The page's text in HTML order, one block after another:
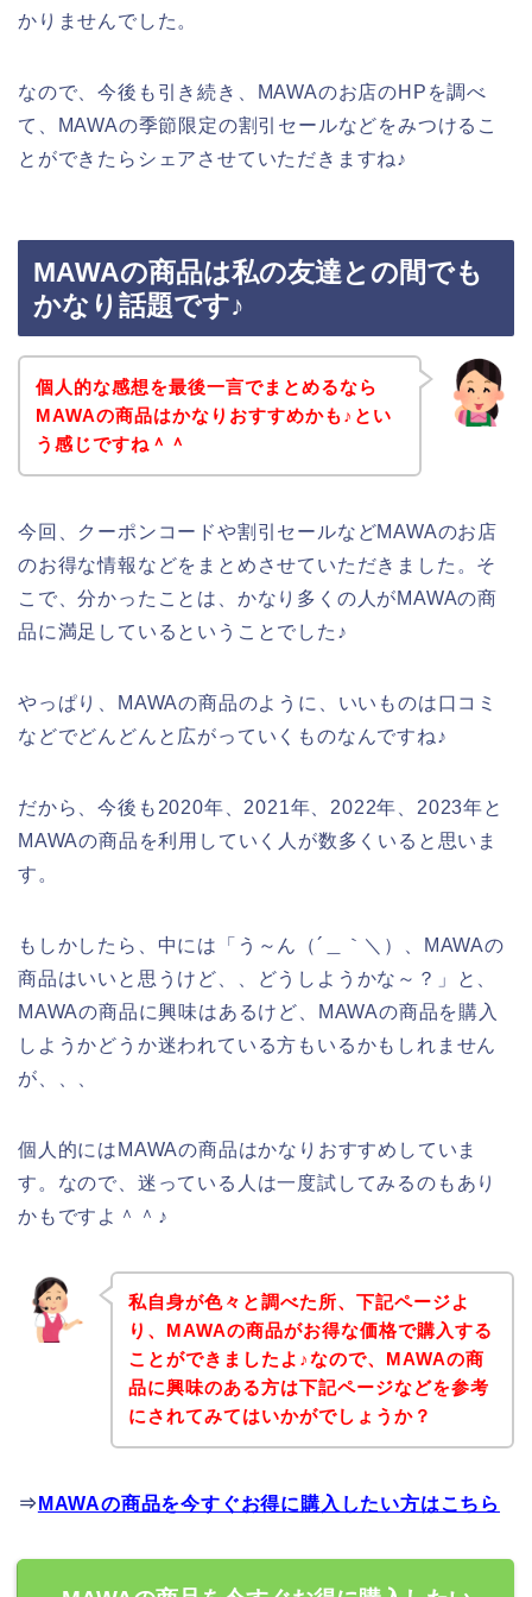
かりませんでした。
なので、今後も引き続き、MAWAのお店のHPを調べ
て、MAWAの季節限定の割引セールなどをみつけるこ
とができたらシェアさせていただきますね♪
MAWAの商品は私の友達との間でも
かなり話題です♪
個人的な感想を最後一言でまとめるなら
MAWAの商品はかなりおすすめかも♪とい
う感じですね＾＾
今回、クーポンコードや割引セールなどMAWAのお店
のお得な情報などをまとめさせていただきました。そ
こで、分かったことは、かなり多くの人がMAWAの商
品に満足しているということでした♪
やっぱり、MAWAの商品のように、いいものは口コミ
などでどんどんと広がっていくものなんですね♪
だから、今後も2020年、2021年、2022年、2023年と
MAWAの商品を利用していく人が数多くいると思いま
す。
もしかしたら、中には「う～ん（´＿｀＼）、MAWAの
商品はいいと思うけど、、どうしようかな～？」と、
MAWAの商品に興味はあるけど、MAWAの商品を購入
しようかどうか迷われている方もいるかもしれません
が、、、
個人的にはMAWAの商品はかなりおすすめしていま
す。なので、迷っている人は一度試してみるのもあり
かもですよ＾＾♪
私自身が色々と調べた所、下記ページよ
り、MAWAの商品がお得な価格で購入する
ことができましたよ♪なので、MAWAの商
品に興味のある方は下記ページなどを参考
にされてみてはいかがでしょうか？
⇒ MAWAの商品を今すぐお得に購入したい方はこちら